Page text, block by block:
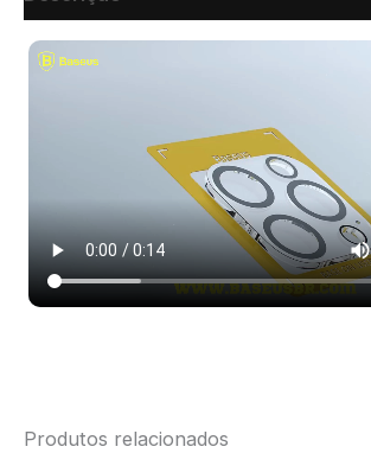
Produtos relacionados